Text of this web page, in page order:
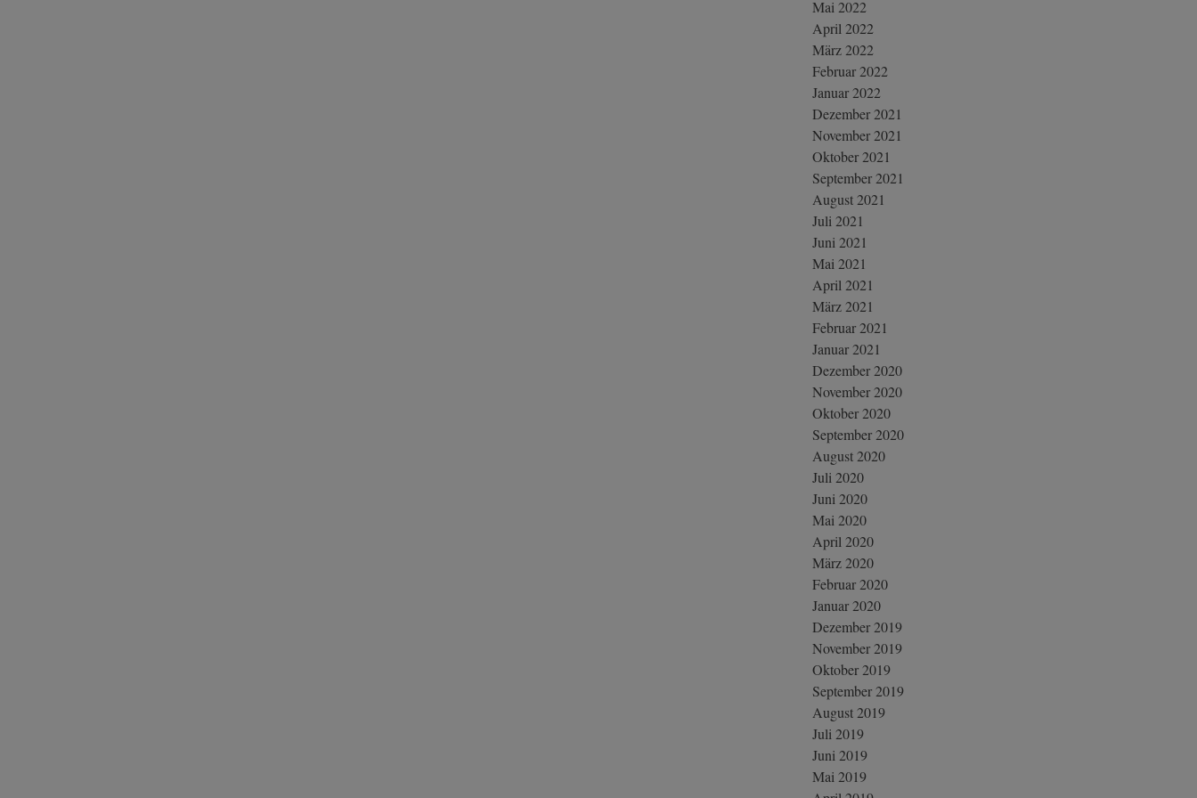
Mai 2022
April 2022
März 2022
Februar 2022
Januar 2022
Dezember 2021
November 2021
Oktober 2021
September 2021
August 2021
Juli 2021
Juni 2021
Mai 2021
April 2021
März 2021
Februar 2021
Januar 2021
Dezember 2020
November 2020
Oktober 2020
September 2020
August 2020
Juli 2020
Juni 2020
Mai 2020
April 2020
März 2020
Februar 2020
Januar 2020
Dezember 2019
November 2019
Oktober 2019
September 2019
August 2019
Juli 2019
Juni 2019
Mai 2019